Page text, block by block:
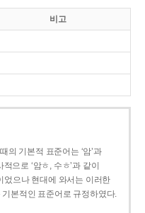
비고
의 기본적 표준어는 ‘암’과
적으로 ‘암ㅎ, 수ㅎ’과 같이
었으나 현대에 와서는 이러한
기본적인 표준어로 규정하였다.